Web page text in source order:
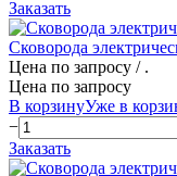
Заказать
Сковорода
Цена по запросу / .
Цена по запросу
В корзинуУже в
−
Заказать